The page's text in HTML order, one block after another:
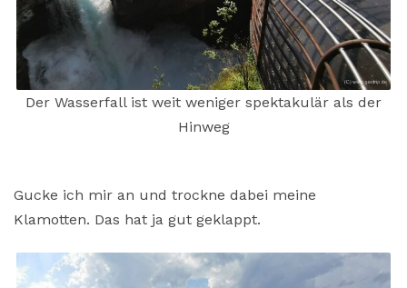
Der Wasserfall ist weit weniger spektakulär als der
Hinweg
Gucke ich mir an und trockne dabei meine
Klamotten. Das hat ja gut geklappt.